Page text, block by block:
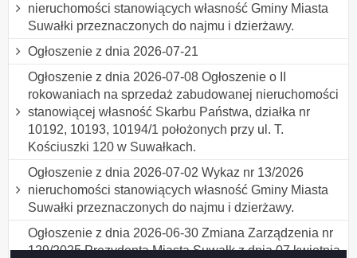
nieruchomości stanowiących własność Gminy Miasta
Suwałki przeznaczonych do najmu i dzierżawy.
Ogłoszenie z dnia 2026-07-21
Ogłoszenie z dnia 2026-07-08 Ogłoszenie o II
rokowaniach na sprzedaż zabudowanej nieruchomości
stanowiącej własność Skarbu Państwa, działka nr
10192, 10193, 10194/1 położonych przy ul. T.
Kościuszki 120 w Suwałkach.
Ogłoszenie z dnia 2026-07-02 Wykaz nr 13/2026
nieruchomości stanowiących własność Gminy Miasta
Suwałki przeznaczonych do najmu i dzierżawy.
Ogłoszenie z dnia 2026-06-30 Zmiana Zarządzenia nr
129/2025 Prezydenta Miasta Suwałk z dnia 07 kwietnia